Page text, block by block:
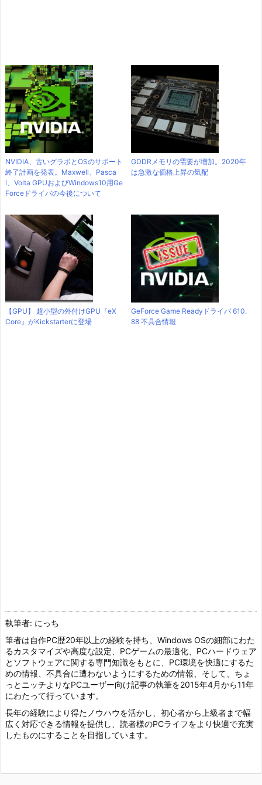
NVIDIA、古いグラボとOSのサポート
終了計画を発表。Maxwell、Pasca
l、Volta GPUおよびWindows10用Ge
Forceドライバの今後について
GDDRメモリの需要が増加。2020年
は急激な価格上昇の気配
【GPU】 超小型の外付けGPU『eX
Core』がKickstarterに登場
GeForce Game Readyドライバ 610.
88 不具合情報
執筆者: にっち
筆者は自作PC歴20年以上の経験を持ち、Windows OSの細部にわた
るカスタマイズや高度な設定、PCゲームの最適化、PCハードウェア
とソフトウェアに関する専門知識をもとに、PC環境を快適にするた
めの情報、不具合に遭わないようにするための情報、そして、ちょ
っとニッチよりなPCユーザー向け記事の執筆を2015年4月から11年
にわたって行っています。
長年の経験により得たノウハウを活かし、初心者から上級者まで幅
広く対応できる情報を提供し、読者様のPCライフをより快適で充実
したものにすることを目指しています。